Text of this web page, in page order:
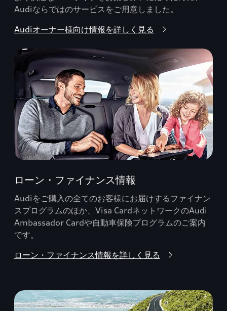
Audiならではのサービスをご用意しました。
Audiオーナー様向け情報を詳しく見る
ローン・ファイナンス情報
Audiをご購入の全てのお客様にお届けするファイナン
スプログラムのほか、Visa CardネットワークのAudi
Ambassador Cardや自動車保険プログラムのご案内
です。
ローン・ファイナンス情報を詳しく見る